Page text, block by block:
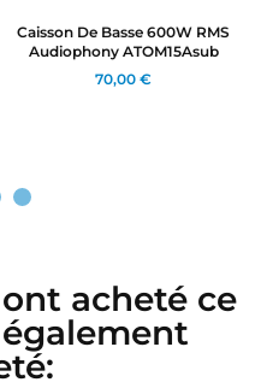
Caisson De Basse 600W RMS
Audiophony ATOM15Asub
70,00 €
acheté ce